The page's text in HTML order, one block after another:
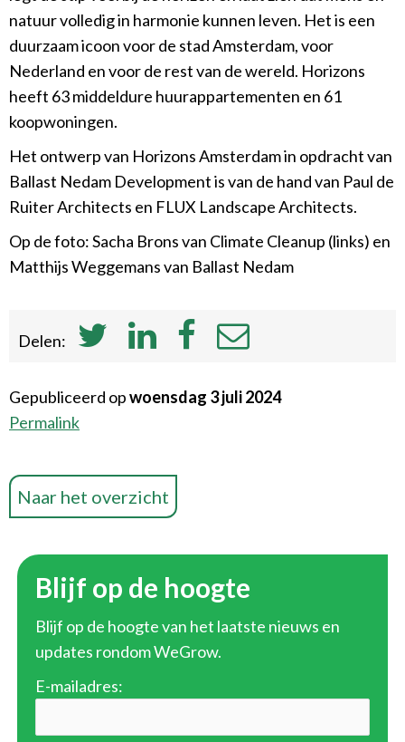
natuur volledig in harmonie kunnen leven. Het is een
duurzaam icoon voor de stad Amsterdam, voor
Nederland en voor de rest van de wereld. Horizons
heeft 63 middeldure huurappartementen en 61
koopwoningen.
Het ontwerp van Horizons Amsterdam in opdracht van
Ballast Nedam Development is van de hand van Paul de
Ruiter Architects en FLUX Landscape Architects.
Op de foto: Sacha Brons van Climate Cleanup (links) en
Matthijs Weggemans van Ballast Nedam
Delen:
Gepubliceerd opwoensdag 3 juli 2024
Permalink
Naar het overzicht
Blijf op de hoogte
Blijf op de hoogte van het laatste nieuws en
updates rondom WeGrow.
E-mailadres: